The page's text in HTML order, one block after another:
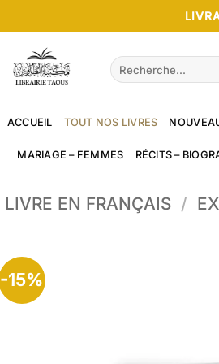
Recherche
pour :
ACCUEIL TOUT NOS LIVRES
MARIAGE – FEMMES RÉCITS –
LIVRE EN FRANÇAIS /
-15%